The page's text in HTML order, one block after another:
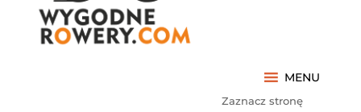
MENU
Zaznacz stronę